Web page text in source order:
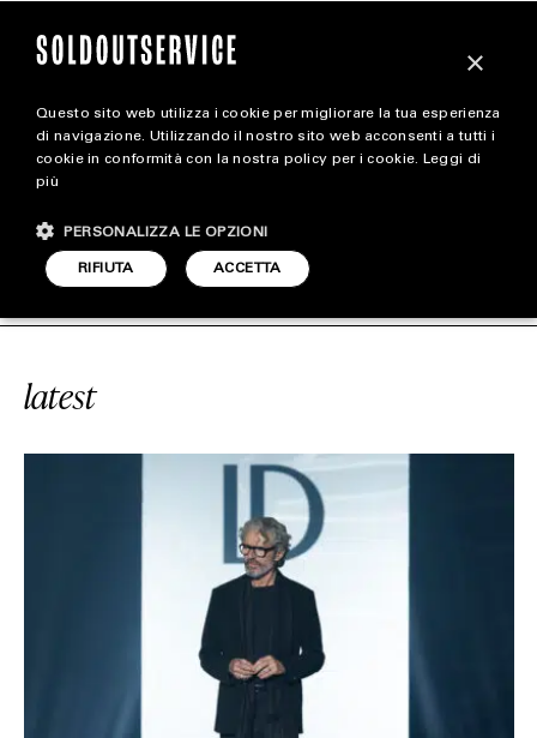
magazine
STYLE
FOOTWEAR
#SERIE TV SOLDOUTSERVICE
latest
×
Questo sito web utilizza i cookie per migliorare la tua esperienza
di navigazione. Utilizzando il nostro sito web acconsenti a tutti i
cookie in conformità con la nostra policy per i cookie. Leggi di
più
ACCETTA
RIFIUTA
PERSONALIZZA LE OPZIONI